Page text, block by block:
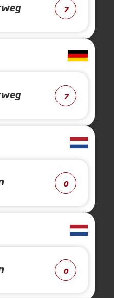
7
7
0
0